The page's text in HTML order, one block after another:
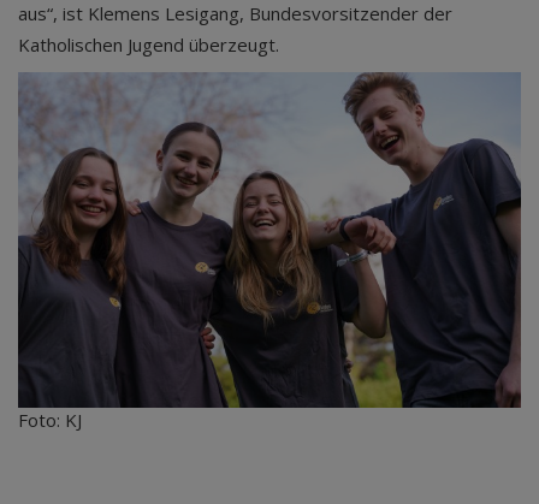
aus“, ist Klemens Lesigang, Bundesvorsitzender der
Katholischen Jugend überzeugt.
Foto: KJ